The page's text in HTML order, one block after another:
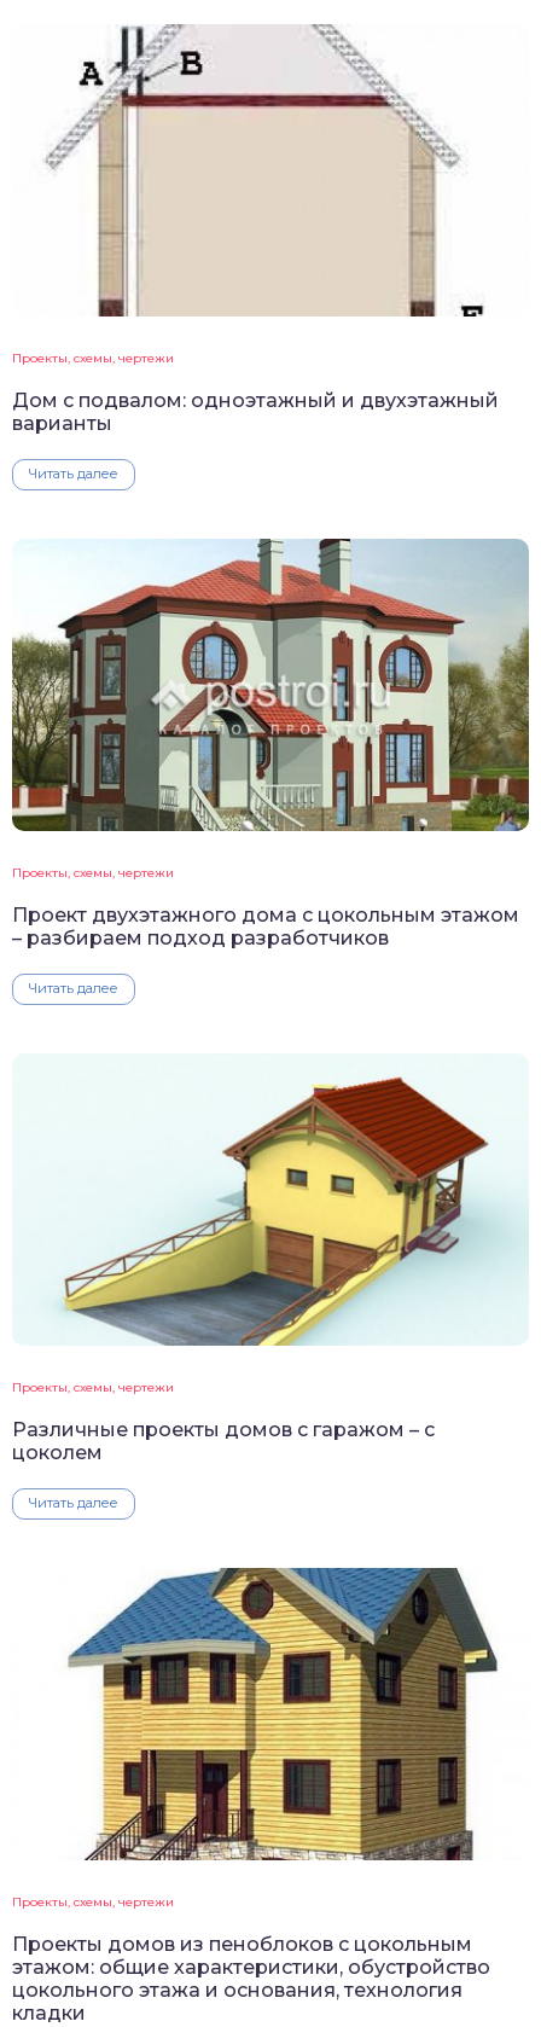
Проекты, схемы, чертежи
Дом с подвалом: одноэтажный и двухэтажный
варианты
Читать далее
Проекты, схемы, чертежи
Проект двухэтажного дома с цокольным этажом
– разбираем подход разработчиков
Читать далее
Проекты, схемы, чертежи
Различные проекты домов с гаражом – с
цоколем
Читать далее
Проекты, схемы, чертежи
Проекты домов из пеноблоков с цокольным
этажом: общие характеристики, обустройство
цокольного этажа и основания, технология
кладки